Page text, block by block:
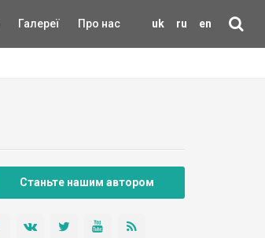
uk ru en
Галереї Про нас
Станьте нашим автором